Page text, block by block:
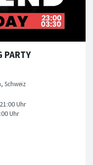
PARTY
Schweiz